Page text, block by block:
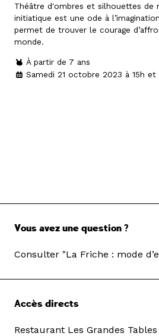
Théâtre d'ombres et silhouettes de
initiatique est une ode à
permet de trouver le courage
monde.
À partir de 7 ans
Samedi 21 octobre 2023 à 15h et
Vous avez une question ?
Consulter "La Friche : mode
Accès directs
Restaurant Les Grandes Tables